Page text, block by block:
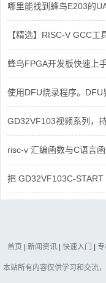
哪里能找到蜂鸟E203的
【精选】RISC-V GCC
蜂鸟FPGA开发板快速上
使用DFU烧录程序。
GD32VF103视频系列，
risc-v 汇编函数与C语言函
把 GD32VF103C-START
首页 | 新闻资讯 | 快速入门 | 专
本站所有内容仅供学习和交流